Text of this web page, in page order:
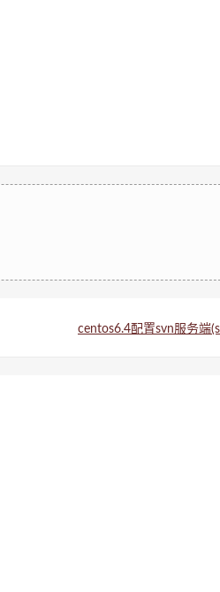
centos6.4配置svn服务端